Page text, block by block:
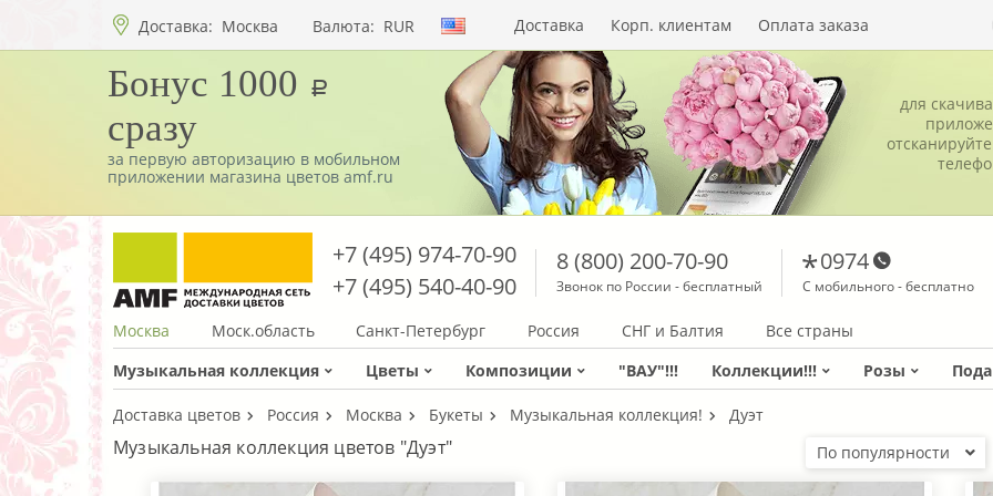
Бонус 1000 a
сразу
за первую авторизацию в мобильном
приложении магазина цветов amf.ru
для
Доставка: Москва Валюта: RUR Доставка Корп. клиентам Оплата заказа
+7 (495) 974-70-90
+7 (495) 540-40-90
8 (800) 200-70-90
Звонок по России - бесплатный
0974
С мобильного - бесплатно
Москва Моск.область Санкт-Петербург Россия СНГ и Балтия
Все страны
Музыкальная коллекция
Цветы Композиции "ВАУ"!!! Коллекции!!! Розы
Доставка цветов Россия Москва Букеты Музыкальная коллекция! Дуэт
Музыкальная коллекция цветов "Дуэт" По популярности